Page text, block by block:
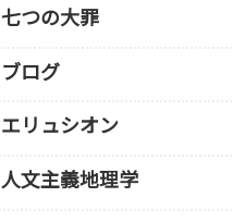
七つの大罪
ブログ
エリュシオン
人文主義地理学